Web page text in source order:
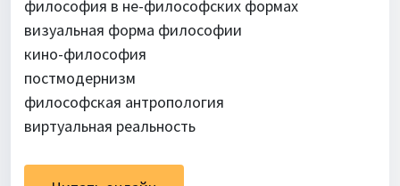
философия в не-философских формах
визуальная форма философии
кино-философия
постмодернизм
философская антропология
виртуальная реальность